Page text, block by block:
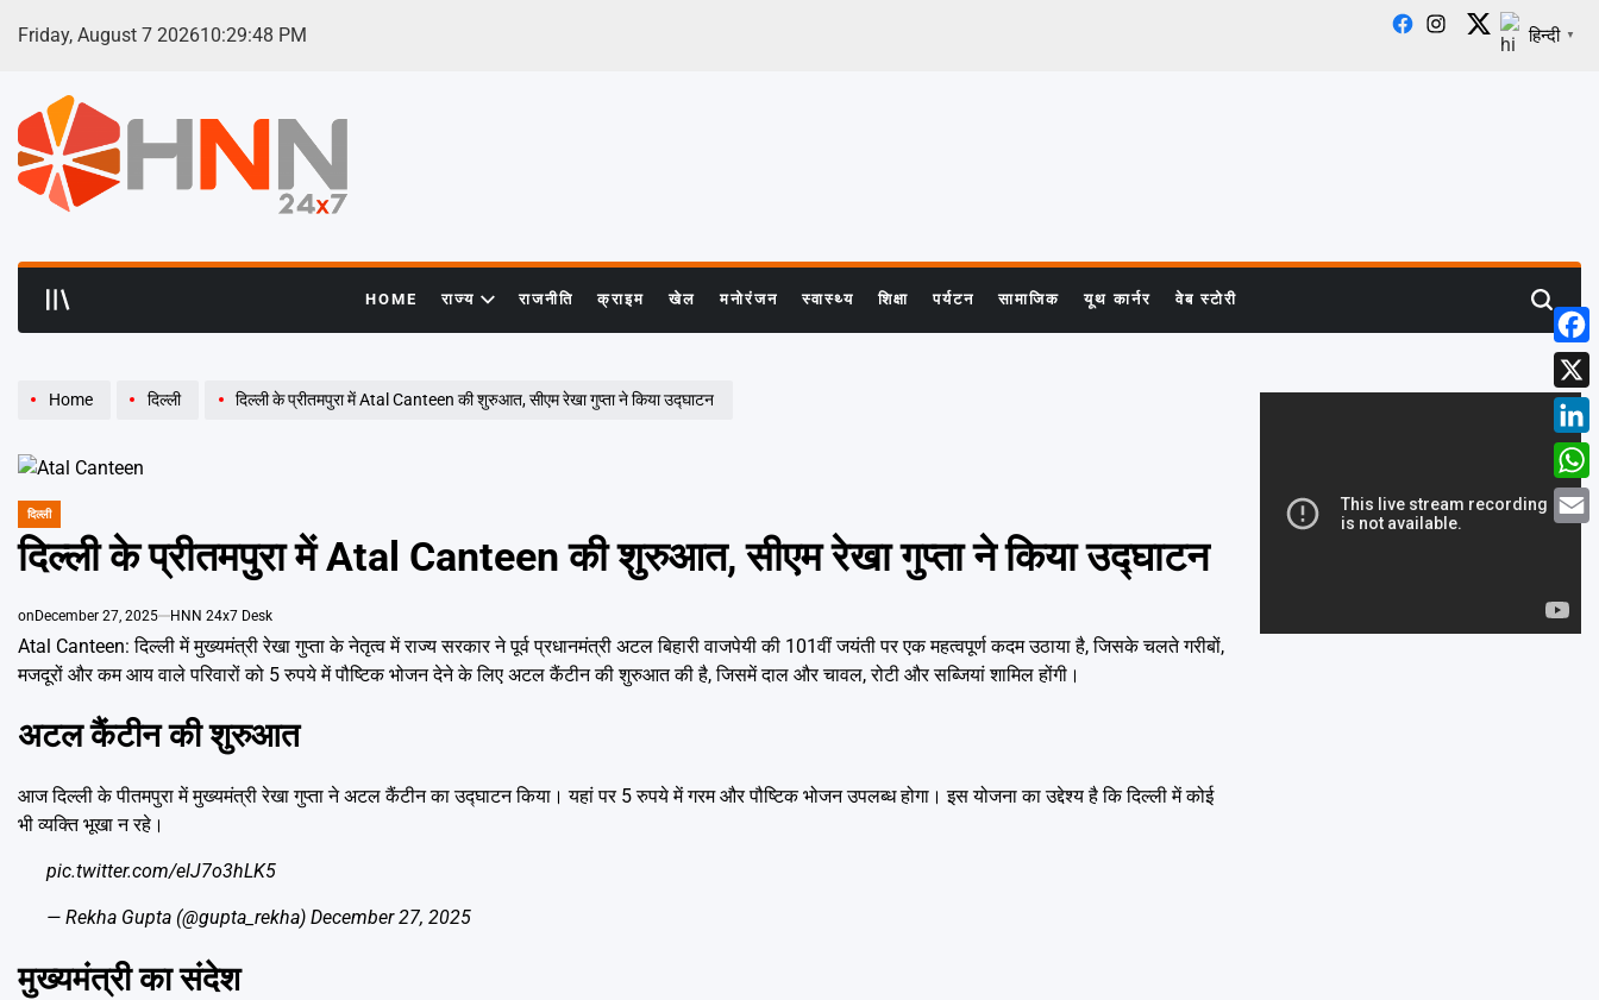
Friday, August 7 202610:29:49 PM Facebook
Instagram
X हिन्दी ▼
HOME राज्य राजनीति क्राइम खेल मनोरंजन स्वास्थ्य शिक्षा पर्यटन सामाजिक यूथ कार्नर वेब स्टोरी Search
Home दिल्ली दिल्ली के प्रीतमपुरा में Atal Canteen की शुरुआत, सीएम रेखा गुप्ता ने किया उद्घाटन
POSTED
IN
दिल्ली
दिल्ली के प्रीतमपुरा में Atal Canteen की शुरुआत, सीएम रेखा गुप्ता ने किया उद्घाटन
onDecember 27, 2025 HNN 24x7 Desk
Atal Canteen: दिल्ली में मुख्यमंत्री रेखा गुप्ता के नेतृत्व में राज्य सरकार ने पूर्व प्रधानमंत्री अटल बिहारी वाजपेयी की 101वीं जयंती पर एक महत्वपूर्ण कदम उठाया है, जिसके चलते गरीबों,
मजदूरों और कम आय वाले परिवारों को 5 रुपये में पौष्टिक भोजन देने के लिए अटल कैंटीन की शुरुआत की है, जिसमें दाल और चावल, रोटी और सब्जियां शामिल होंगी।
अटल कैंटीन की शुरुआत
आज दिल्ली के पीतमपुरा में मुख्यमंत्री रेखा गुप्ता ने अटल कैंटीन का उद्घाटन किया। यहां पर 5 रुपये में गरम और पौष्टिक भोजन उपलब्ध होगा। इस योजना का उद्देश्य है कि दिल्ली में कोई
भी व्यक्ति भूखा न रहे।
pic.twitter.com/elJ7o3hLK5
— Rekha Gupta (@gupta_rekha) December 27, 2025
मुख्यमंत्री का संदेश
X